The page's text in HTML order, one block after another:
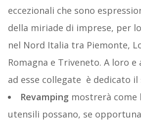
eccezionali che sono
della miriade di imprese, per
nel Nord Italia tra Piemonte,
Romagna e Triveneto. A loro
ad esse collegate è dedicato il
Revamping mostrerà come
utensili possano, se